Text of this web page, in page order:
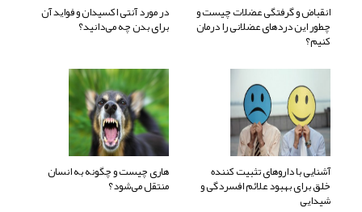
انقباض و گرفتگی عضلات چیست و
چطور این دردهای عضلانی را درمان
کنیم؟
در مورد آنتی اکسیدان و فواید آن
برای بدن چه می‌دانید؟
آشنایی با داروهای تثبیت کننده
خلق برای بهبود علائم افسردگی و
شیدایی
هاری چیست و چگونه به انسان
منتقل می‌شود؟